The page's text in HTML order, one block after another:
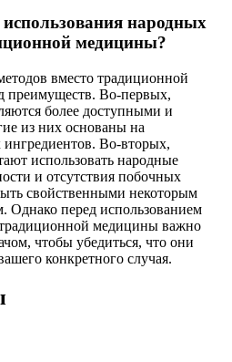
народных
медицины?
вместо традиционной
преимуществ. Во-первых,
более доступными и
из них основаны на
Во-вторых,
использовать народные
и отсутствия побочных
свойственными некоторым
Однако перед использованием
медицины важно
чтобы убедиться, что они
конкретного случая.